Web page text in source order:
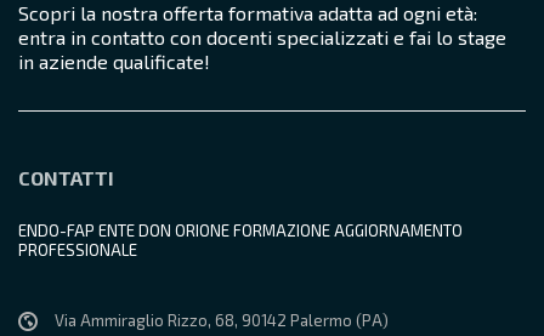
Scopri la nostra offerta formativa adatta ad ogni età:
entra in contatto con docenti specializzati e fai lo stage
in aziende qualificate!
CONTATTI
ENDO-FAP ENTE DON ORIONE FORMAZIONE AGGIORNAMENTO
PROFESSIONALE
Via Ammiraglio Rizzo, 68, 90142 Palermo (PA)